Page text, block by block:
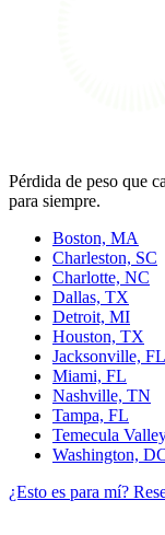
Pérdida de peso que
para siempre.
Boston, MA
Charleston, SC
Charlotte, NC
Dallas, TX
Detroit, MI
Houston, TX
Jacksonville, FL
Miami, FL
Nashville, TN
Tampa, FL
Temecula
Washington,
¿Esto es para mí?